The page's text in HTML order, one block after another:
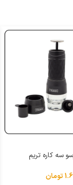
سه کاره تریم
تومان